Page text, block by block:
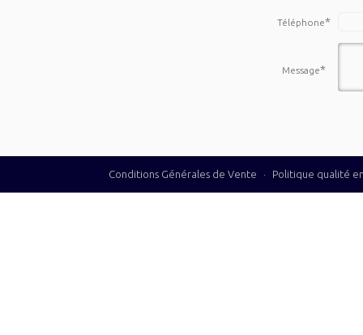
Téléphone*
Message*
Conditions Générales de Vente · Politique qualité